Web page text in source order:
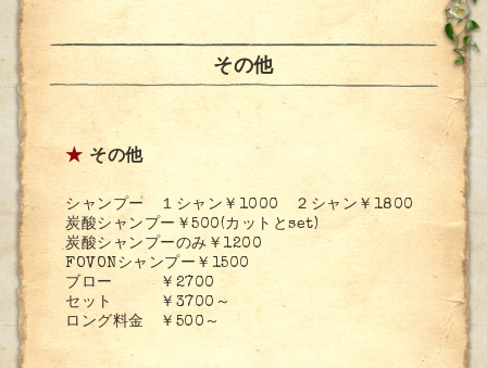
その他
★ その他
シャンプー １シャン￥1000 ２シャン￥1800
炭酸シャンプー￥500(カットとset)
炭酸シャンプーのみ￥1200
FOVONシャンプー￥1500
ブロー ￥2700
セット ￥3700～
ロング料金 ￥500～